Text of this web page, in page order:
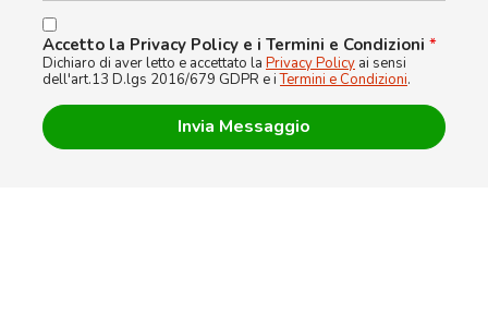
Accetto la Privacy Policy e i Termini e Condizioni *
Dichiaro di aver letto e accettato la Privacy Policy ai sensi
dell'art.13 D.lgs 2016/679 GDPR e iTermini e Condizioni.